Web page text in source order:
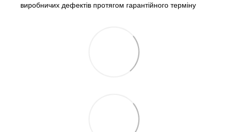
виробничих дефектів протягом гарантійного терміну